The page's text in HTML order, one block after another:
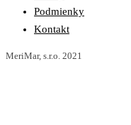
Podmienky
Kontakt
MeriMar, s.r.o. 2021